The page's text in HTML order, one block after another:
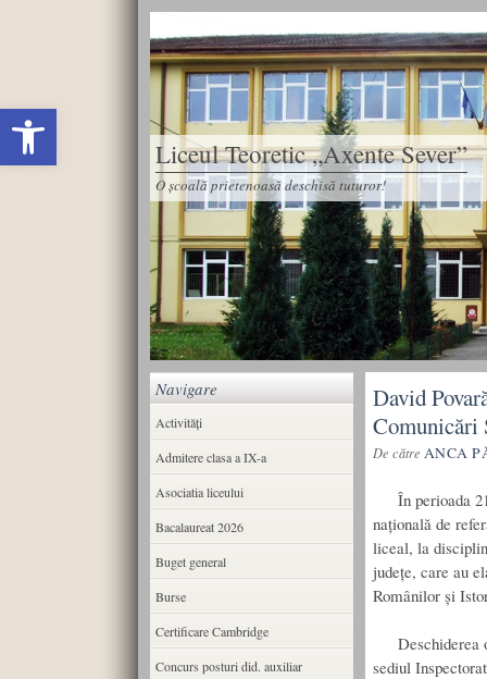
Deschide bara de unelte
Liceul Teoretic „Axente Sever”
O școală prietenoasă deschisă tuturor!
David
Comunicări
De către ANCA
În perioada
națională de
liceal, la
județe, care au
Românilor și
Deschiderea
sediul
Navigare
Activități
Admitere clasa a IX-a
Asociatia liceului
Bacalaureat 2026
Buget general
Burse
Certificare Cambridge
Concurs posturi did. auxiliar